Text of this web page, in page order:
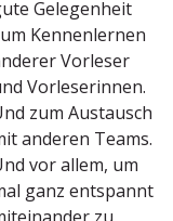
Gelegenheit
Kennen­lernen
Vorleser
Vorle­se­rinnen.
zum Austausch
anderen Teams.
vor allem, um
ganz entspannt